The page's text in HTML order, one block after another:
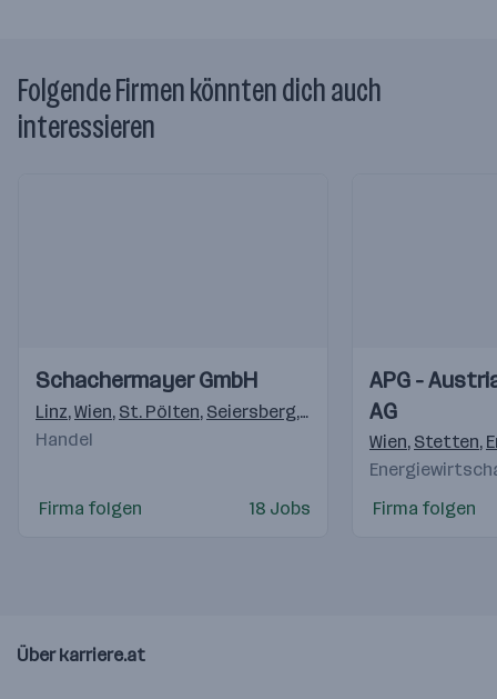
Folgende Firmen könnten dich auch
interessieren
Videos
Einblicke
Einblicke
Schachermayer GmbH
Linz,Wien, St. Pölten, Seiersberg,Villach Innsbruck
Handel
Firma folgen 18 Jobs
Videos
Einblicke
Einblicke
APG -
AG
Wien, Stetten,
Firma folgen
Über karriere.at